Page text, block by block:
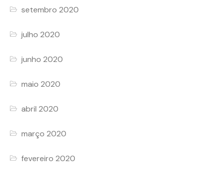
setembro 2020
julho 2020
junho 2020
maio 2020
abril 2020
março 2020
fevereiro 2020